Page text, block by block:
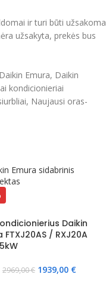
ir turi būti užsakoma
užsakyta, prekės bus
Daikin Emura, Daikin
kondicionieriai
, Naujausi oras-
Daikin
FTXJ20AS / RXJ20A
2969,00€ 1939,00 €